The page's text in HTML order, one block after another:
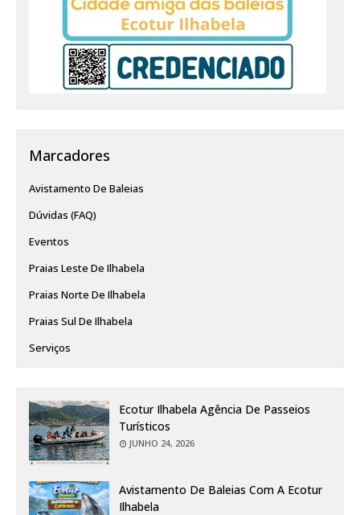
Marcadores
Avistamento De Baleias
Dúvidas (FAQ)
Eventos
Praias Leste De Ilhabela
Praias Norte De Ilhabela
Praias Sul De Ilhabela
Serviços
Ecotur Ilhabela Agência De Passeios
Turísticos
JUNHO 24, 2026
Avistamento De Baleias Com A Ecotur
Ilhabela